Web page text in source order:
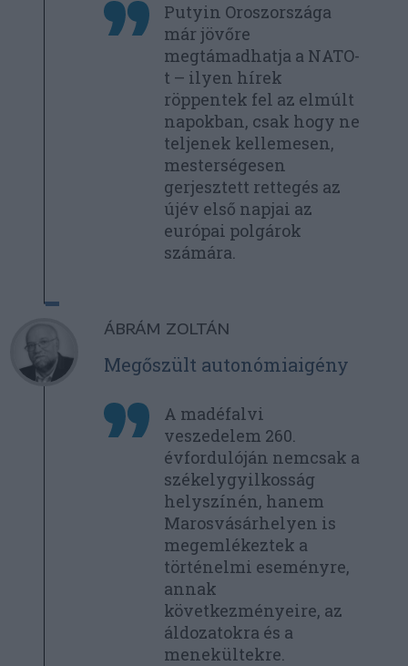
Putyin Oroszországa
már jövőre
megtámadhatja a NATO-
t – ilyen hírek
röppentek fel az elmúlt
napokban, csak hogy ne
teljenek kellemesen,
mesterségesen
gerjesztett rettegés az
újév első napjai az
európai polgárok
számára.
ÁBRÁM ZOLTÁN
Megőszült autonómiaigény
A madéfalvi
veszedelem 260.
évfordulóján nemcsak a
székelygyilkosság
helyszínén, hanem
Marosvásárhelyen is
megemlékeztek a
történelmi eseményre,
annak
következményeire, az
áldozatokra és a
menekültekre.